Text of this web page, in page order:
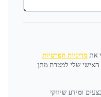
את מדיניות הפרטיות
האישי שלי למטרת מתן
ומידע שיווקי